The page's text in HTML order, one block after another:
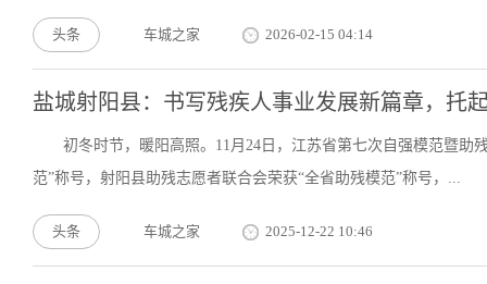
头条 车城之家 2026-02-15 04:14
盐城射阳县：书写残疾人事业发展新篇章，托
初冬时节，暖阳高照。11月24日，江苏省第七次自强模范暨
范”称号，射阳县助残志愿者联合会荣获“全省助残模范”称号，...
头条 车城之家 2025-12-22 10:46